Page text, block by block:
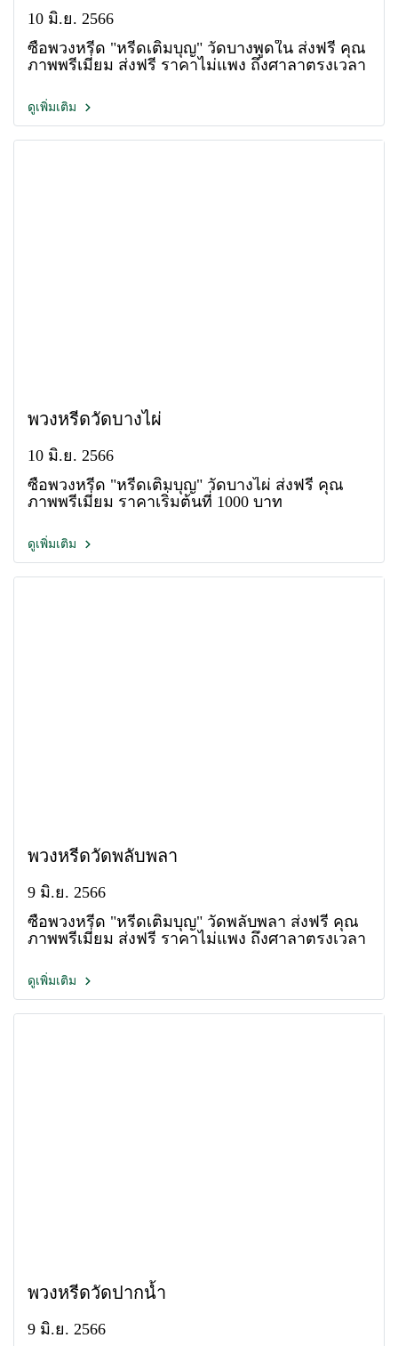
10 มิ.ย. 2566
ซื้อพวงหรีด "หรีดเติมบุญ" วัดบางพูดใน ส่งฟรี คุณ
ภาพพรีเมี่ยม ส่งฟรี ราคาไม่แพง ถึงศาลาตรงเวลา
ดูเพิ่มเติม
พวงหรีดวัดบางไผ่
10 มิ.ย. 2566
ซื้อพวงหรีด "หรีดเติมบุญ" วัดบางไผ่ ส่งฟรี คุณ
ภาพพรีเมี่ยม ราคาเริ่มต้นที่ 1000 บาท
ดูเพิ่มเติม
พวงหรีดวัดพลับพลา
9 มิ.ย. 2566
ซื้อพวงหรีด "หรีดเติมบุญ" วัดพลับพลา ส่งฟรี คุณ
ภาพพรีเมี่ยม ส่งฟรี ราคาไม่แพง ถึงศาลาตรงเวลา
ดูเพิ่มเติม
พวงหรีดวัดปากน้ำ
9 มิ.ย. 2566